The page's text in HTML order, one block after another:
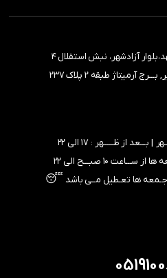
آزادشهر، نبش استقلال ۴
آرمیتاژ طبقه ۲ پلاک ۲۳۷
بـــعد از ظـــــهر : ۱۷ الی ۲۲
۱۰ صبـــح الی ۲۲
ها تعـطیل مــی باشد
😴